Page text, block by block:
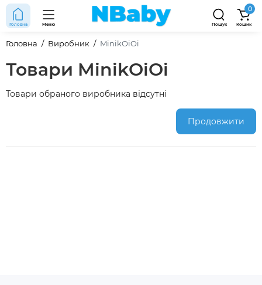
Головна Меню Пошук
0
Кошик
Головна Виробник MinikOiOi
Товари MinikOiOi
Товари обраного виробника відсутні
Продовжити